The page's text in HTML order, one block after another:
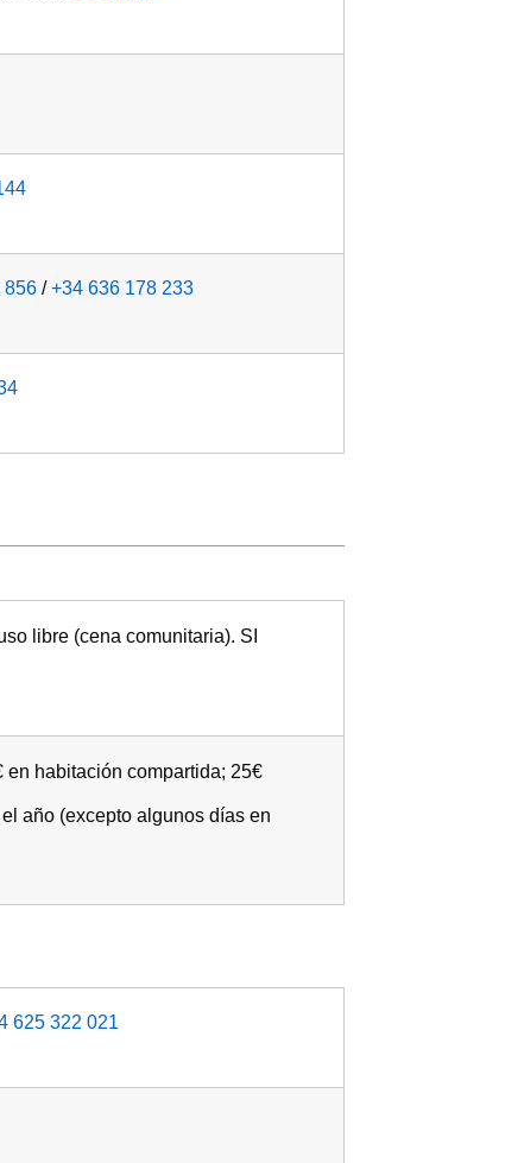
856/+34 636 178 233
libre (cena comunitaria). SI
habitación compartida; 25€
año (excepto algunos días en
625 322 021